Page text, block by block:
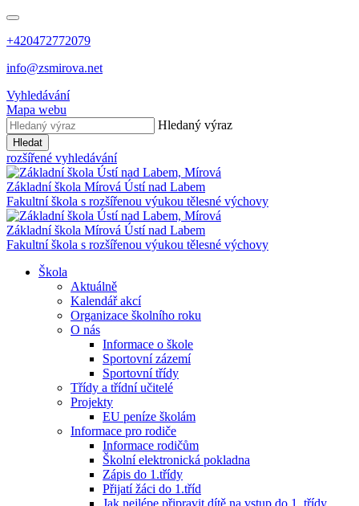
+420472772079
info@zsmirova.net
Vyhledávání
Mapa webu
Hledaný výraz
Hledat
rozšířené vyhledávání
Základní škola Mírová Ústí nad Labem
Fakultní škola s rozšířenou výukou tělesné výchovy
Základní škola Mírová Ústí nad Labem
Fakultní škola s rozšířenou výukou tělesné výchovy
Škola
Aktuálně
Kalendář akcí
Organizace školního roku
O nás
Informace o škole
Sportovní zázemí
Sportovní třídy
Třídy a třídní učitelé
Projekty
EU peníze školám
Informace pro rodiče
Informace rodičům
Školní elektronická pokladna
Zápis do 1.třídy
Přijatí žáci do 1.tříd
Jak nejlépe připravit dítě na vstup do 1. třídy